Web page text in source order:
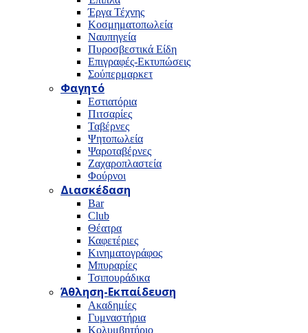
Έργα Τέχνης
Κοσμηματοπωλεία
Ναυπηγεία
Πυροσβεστικά Είδη
Επιγραφές-Εκτυπώσεις
Σούπερμαρκετ
Φαγητό
Εστιατόρια
Πιτσαρίες
Ταβέρνες
Ψητοπωλεία
Ψαροταβέρνες
Ζαχαροπλαστεία
Φούρνοι
Διασκέδαση
Bar
Club
Θέατρα
Καφετέριες
Κινηματογράφος
Μπυραρίες
Τσιπουράδικα
Άθληση-Εκπαίδευση
Ακαδημίες
Γυμναστήρια
Κολυμβητήριο